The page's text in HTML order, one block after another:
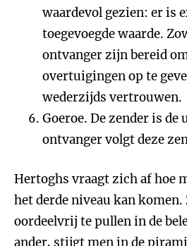
waardevol gezien: er is
toegevoegde waarde.
ontvanger zijn bereid
overtuigingen op te
wederzijds vertrouwen.
Goeroe. De zender is de
ontvanger volgt deze
Hertoghs vraagt zich af hoe
het derde niveau kan komen.
oordeelvrij te pullen in de
ander, stijgt men in de